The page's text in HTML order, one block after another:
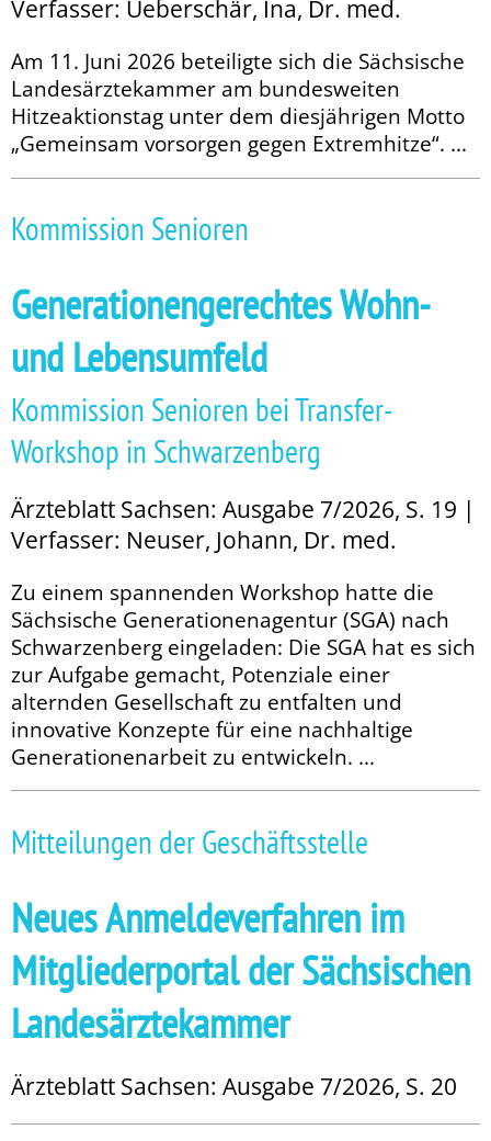
Verfasser: Ueberschär, Ina, Dr. med.
Am 11. Juni 2026 beteiligte sich die Sächsische
Landesärztekammer am bundesweiten
Hitzeaktionstag unter dem diesjährigen Motto
„Gemeinsam vorsorgen gegen Extremhitze“. ...
Kommission Senioren
Generationengerechtes Wohn-
und Lebensumfeld
Kommission Senioren bei Transfer-
Workshop in Schwarzenberg
Ärzteblatt Sachsen: Ausgabe 7/2026, S. 19 |
Verfasser: Neuser, Johann, Dr. med.
Zu einem spannenden Workshop hatte die
Sächsische Generationenagentur (SGA) nach
Schwarzenberg eingeladen: Die SGA hat es sich
zur Aufgabe gemacht, Potenziale einer
alternden Gesellschaft zu entfalten und
innovative Konzepte für eine nachhaltige
Generationenarbeit zu entwickeln. ...
Mitteilungen der Geschäftsstelle
Neues Anmeldeverfahren im
Mitgliederportal der Sächsischen
Landesärztekammer
Ärzteblatt Sachsen: Ausgabe 7/2026, S. 20